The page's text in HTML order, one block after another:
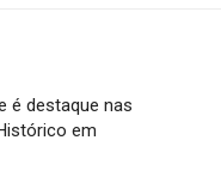
é destaque nas
em